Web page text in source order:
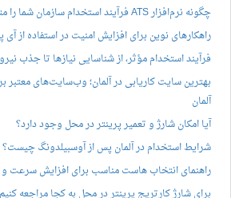
چگونه نرم‌افزار ATS فرآیند استخدام سازمان شما را متحول می‌کند؟
راهکارهای نوین برای افزایش امنیت در استفاده از
فرآیند استخدام مؤثر، از شناسایی نیازها تا جذب
بهترین سایت کاریابی در آلمان؛ وب‌سایت‌های معتبر
آلمان
آیا امکان شارژ و تعمیر پرینتر در محل وجود دارد؟
شرایط استخدام در آلمان پس از آوسبیلدونگ چیست؟
راهنمای انتخاب هاست مناسب برای افزایش سرعت
برای شارژ کارتریج پرینتر در محل به کجا مراجعه